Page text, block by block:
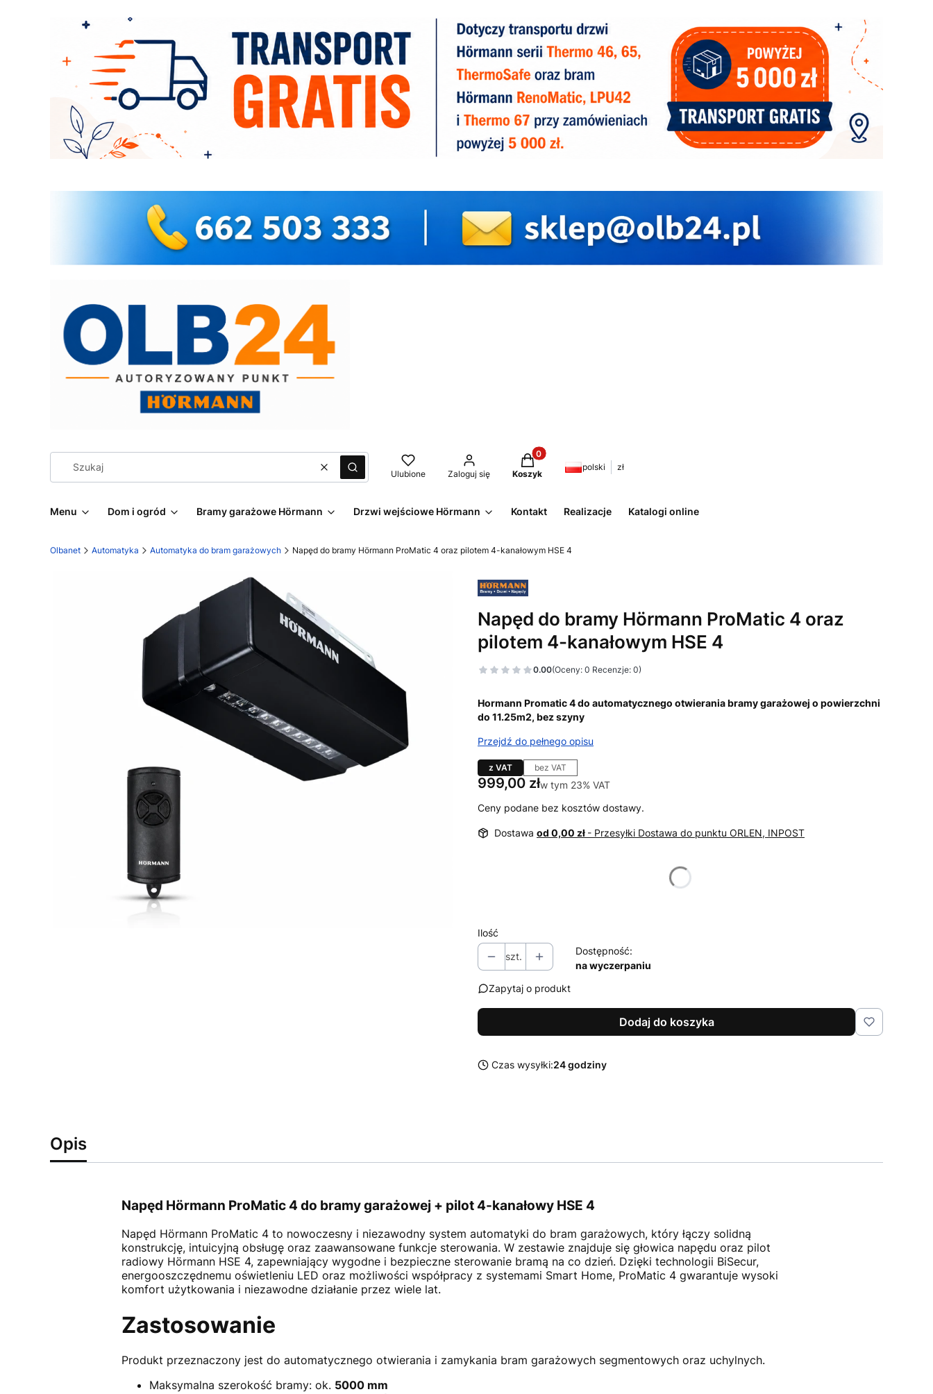
WyczyśćSzukaj Ulubione Zaloguj się
Produkty w koszyku: 0. Zobacz szczegóły
Koszyk
polski zł
Menu Dom i ogród Bramy garażowe Hörmann Drzwi wejściowe Hörmann Kontakt Realizacje Katalogi online
Olbanet Automatyka Automatyka do bram garażowych Napęd do bramy Hörmann ProMatic 4 oraz pilotem 4-kanałowym HSE 4
Napęd do bramy Hörmann ProMatic 4 oraz
pilotem 4-kanałowym HSE 4
0.00(Oceny: 0 Recenzje: 0)
Hormann Promatic 4 do automatycznego otwierania bramy garażowej o powierzchni
do 11.25m2, bez szyny
Przejdź do pełnego opisu
z VAT bez VAT
Cena
999,00 złw tym 23% VAT
w tym 23% VAT
Ceny podane bez kosztów dostawy.
Dostawa od 0,00 zł - Przesyłki Dostawa do punktu ORLEN, INPOST
Poszczególne warianty mogą różnić się ceną
Ilość
szt.
Dostępność:
na wyczerpaniu
Zapytaj o produkt
Dodaj do koszyka
Czas wysyłki:24 godziny
Opis
Napęd Hörmann ProMatic 4 do bramy garażowej + pilot 4-kanałowy HSE 4
Napęd Hörmann ProMatic 4 to nowoczesny i niezawodny system automatyki do bram garażowych, który łączy solidną
konstrukcję, intuicyjną obsługę oraz zaawansowane funkcje sterowania. W zestawie znajduje się głowica napędu oraz pilot
radiowy Hörmann HSE 4, zapewniający wygodne i bezpieczne sterowanie bramą na co dzień. Dzięki technologii BiSecur,
energooszczędnemu oświetleniu LED oraz możliwości współpracy z systemami Smart Home, ProMatic 4 gwarantuje wysoki
komfort użytkowania i niezawodne działanie przez wiele lat.
Zastosowanie
Produkt przeznaczony jest do automatycznego otwierania i zamykania bram garażowych segmentowych oraz uchylnych.
Maksymalna szerokość bramy: ok. 5000 mm